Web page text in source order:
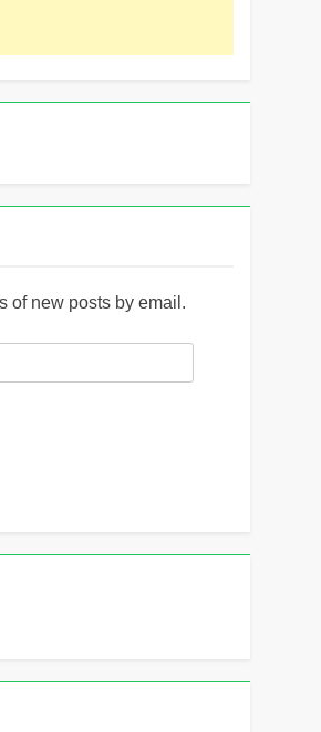
of new posts by email.